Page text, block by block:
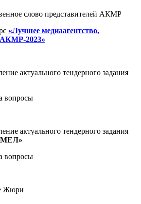
слово представителей АКМР
«Лучшее медиаагентство,
АКМР-2023»
актуального тендерного задания
вопросы
актуального тендерного задания
вопросы
Жюри